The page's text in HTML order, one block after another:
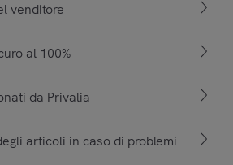
venditore
al 100%
da Privalia
articoli in caso di problemi